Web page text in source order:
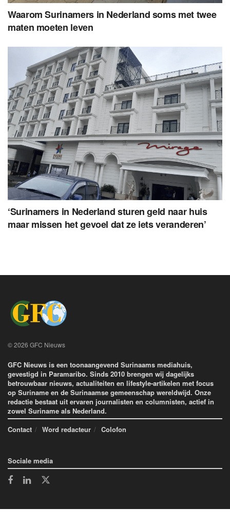
Waarom Surinamers in Nederland soms met twee
maten moeten leven
‘Surinamers in Nederland sturen geld naar huis
maar missen het gevoel dat ze iets veranderen’
© 2026 GFC Nieuws
GFC Nieuws is een toonaangevend Surinaams mediahuis,
gevestigd in Paramaribo. Sinds 2010 brengen wij dagelijks
betrouwbaar nieuws, actualiteiten en lifestyle-artikelen met focus
op Suriname en de Surinaamse gemeenschap wereldwijd. Onze
redactie bestaat uit ervaren journalisten en columnisten, actief in
zowel Suriname als Nederland.
Contact
Word redacteur Colofon
Sociale media